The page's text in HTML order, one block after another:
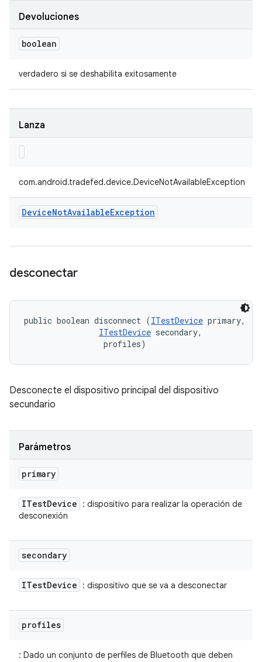
Devoluciones
boolean
verdadero si se deshabilita exitosamente
Lanza
com.android.tradefed.device.DeviceNotAvailableException
DeviceNotAvailableException
desconectar
public boolean disconnect (ITestDevice primary,
ITestDevice secondary,
profiles)
Desconecte el dispositivo principal del dispositivo
secundario
Parámetros
primary
ITestDevice
: dispositivo para realizar la operación de
desconexión
secondary
ITestDevice : dispositivo que se va a desconectar
profiles
: Dado un conjunto de perfiles de Bluetooth que deben